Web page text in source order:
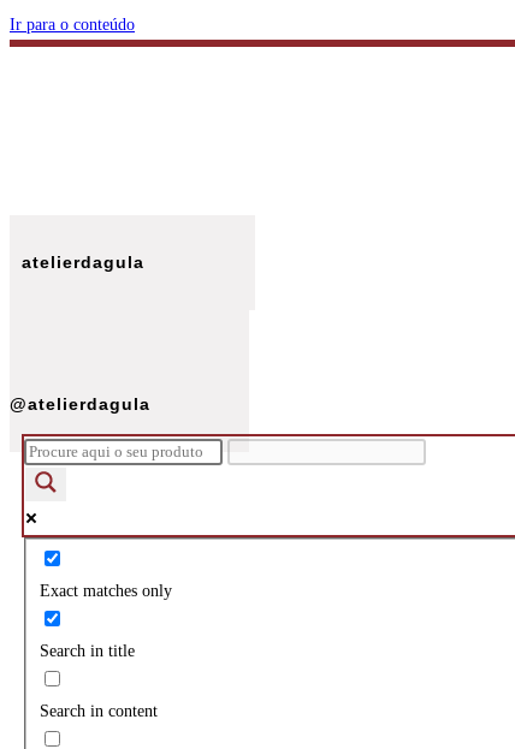
Ir para o conteúdo
atelierdagula
@atelierdagula
Exact matches only
Search in title
Search in content